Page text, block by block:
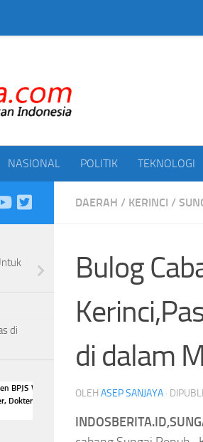
NASIONAL POLITIK TEKNOLOGI
DAERAH / KERINCI /
Bulog
di dalam
OLEH ASEP SANJAYA ·
di
Viral, KKI
Gigi, dan
Smash